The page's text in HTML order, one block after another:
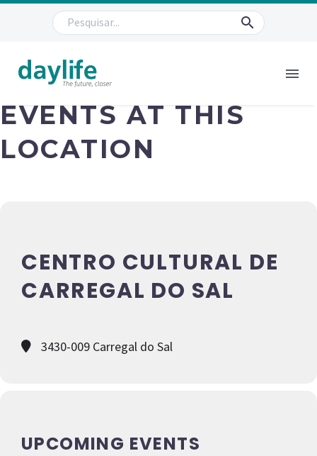
EVENTS AT THIS
LOCATION
CENTRO CULTURAL DE
CARREGAL DO SAL
3430-009 Carregal do Sal
UPCOMING EVENTS